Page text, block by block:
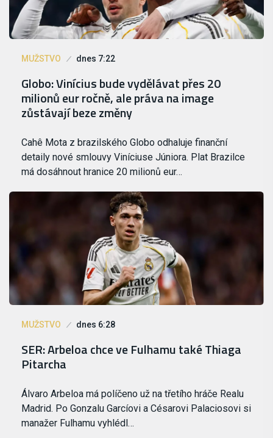
MUŽSTVO dnes 7:22
Globo: Vinícius bude vydělávat přes 20
milionů eur ročně, ale práva na image
zůstávají beze změny
Cahê Mota z brazilského Globo odhaluje finanční
detaily nové smlouvy Viníciuse Júniora. Plat Brazilce
má dosáhnout hranice 20 milionů eur…
MUŽSTVO dnes 6:28
SER: Arbeloa chce ve Fulhamu také Thiaga
Pitarcha
Álvaro Arbeloa má políčeno už na třetího hráče Realu
Madrid. Po Gonzalu Garcíovi a Césarovi Palaciosovi si
manažer Fulhamu vyhlédl…